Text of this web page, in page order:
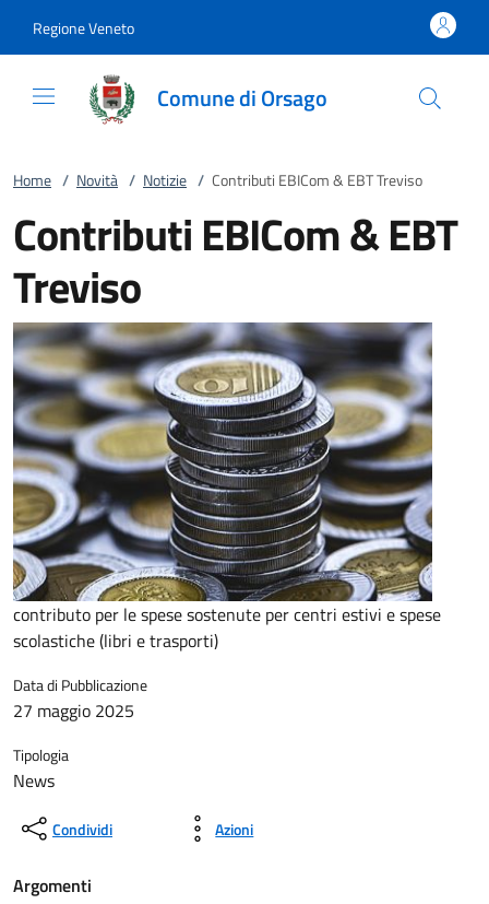
Regione Veneto
Comune di Orsago
Home / Novità / Notizie / Contributi EBICom & EBT Treviso
Contributi EBICom & EBT
Treviso
contributo per le spese sostenute per centri estivi e spese
scolastiche (libri e trasporti)
Data di Pubblicazione
27 maggio 2025
Tipologia
News
Condividi Azioni
Argomenti